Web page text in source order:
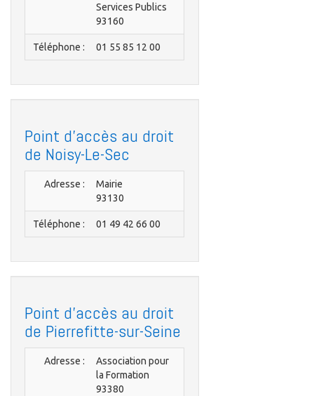
Services Publics
93160
Téléphone : 01 55 85 12 00
Point d'accès au droit
de Noisy-Le-Sec
Adresse :
Mairie
93130
Téléphone : 01 49 42 66 00
Point d'accès au droit
de Pierrefitte-sur-Seine
Adresse :
Association pour
la Formation
93380